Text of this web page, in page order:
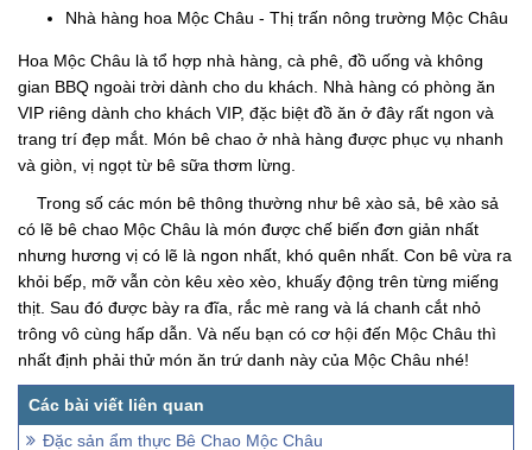
Nhà hàng hoa Mộc Châu - Thị trấn nông trường Mộc Châu
Hoa Mộc Châu là tổ hợp nhà hàng, cà phê, đồ uống và không
gian BBQ ngoài trời dành cho du khách. Nhà hàng có phòng ăn
VIP riêng dành cho khách VIP, đặc biệt đồ ăn ở đây rất ngon và
trang trí đẹp mắt. Món bê chao ở nhà hàng được phục vụ nhanh
và giòn, vị ngọt từ bê sữa thơm lừng.
Trong số các món bê thông thường như bê xào sả, bê xào sả
có lẽ bê chao Mộc Châu là món được chế biến đơn giản nhất
nhưng hương vị có lẽ là ngon nhất, khó quên nhất. Con bê vừa ra
khỏi bếp, mỡ vẫn còn kêu xèo xèo, khuấy động trên từng miếng
thịt. Sau đó được bày ra đĩa, rắc mè rang và lá chanh cắt nhỏ
trông vô cùng hấp dẫn. Và nếu bạn có cơ hội đến Mộc Châu thì
nhất định phải thử món ăn trứ danh này của Mộc Châu nhé!
Đặc sản ẩm thực Bê Chao Mộc Châu